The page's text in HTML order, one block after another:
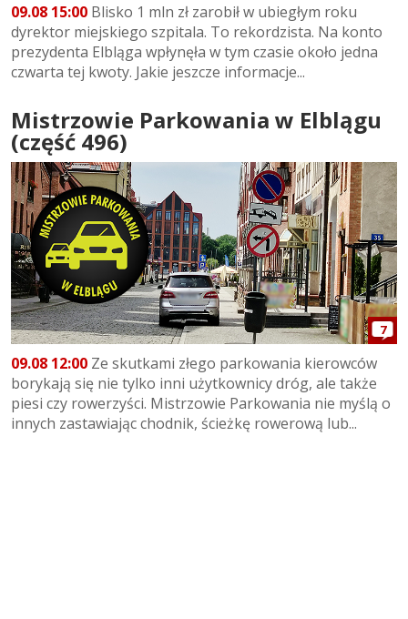
09.08 15:00 Blisko 1 mln zł zarobił w ubiegłym roku
dyrektor miejskiego szpitala. To rekordzista. Na konto
prezydenta Elbląga wpłynęła w tym czasie około jedna
czwarta tej kwoty. Jakie jeszcze informacje...
Mistrzowie Parkowania w Elblągu
(część 496)
7
09.08 12:00 Ze skutkami złego parkowania kierowców
borykają się nie tylko inni użytkownicy dróg, ale także
piesi czy rowerzyści. Mistrzowie Parkowania nie myślą o
innych zastawiając chodnik, ścieżkę rowerową lub...